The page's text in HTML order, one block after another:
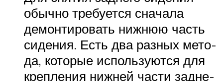
обыч­но тре­бу­ет­ся сна­ча­ла
демон­ти­ро­вать ниж­нюю часть
сиде­ния. Есть два раз­ных мето­
да, кото­рые исполь­зу­ют­ся для
креп­ле­ния ниж­ней части зад­не­